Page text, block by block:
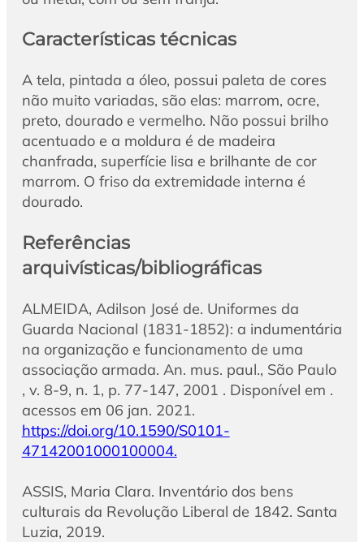
Características técnicas
A tela, pintada a óleo, possui paleta de cores
não muito variadas, são elas: marrom, ocre,
preto, dourado e vermelho. Não possui brilho
acentuado e a moldura é de madeira
chanfrada, superfície lisa e brilhante de cor
marrom. O friso da extremidade interna é
dourado.
Referências
arquivísticas/bibliográficas
ALMEIDA, Adilson José de. Uniformes da
Guarda Nacional (1831-1852): a indumentária
na organização e funcionamento de uma
associação armada. An. mus. paul., São Paulo
, v. 8-9, n. 1, p. 77-147, 2001 . Disponível em .
acessos em 06 jan. 2021.
https://doi.org/10.1590/S0101-
47142001000100004.
ASSIS, Maria Clara. Inventário dos bens
culturais da Revolução Liberal de 1842. Santa
Luzia, 2019.